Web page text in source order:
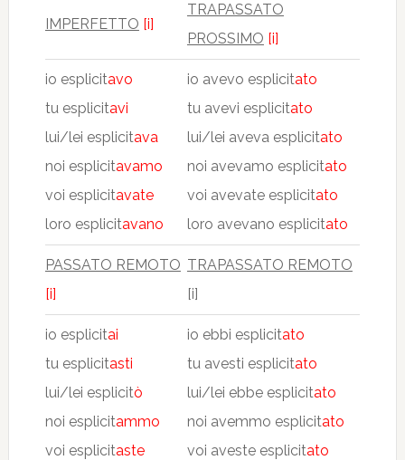
IMPERFETTO [i]
TRAPASSATO
PROSSIMO [i]
io esplicitavo
tu esplicitavi
lui/lei esplicitava
noi esplicitavamo
voi esplicitavate
loro esplicitavano
io avevo esplicitato
tu avevi esplicitato
lui/lei aveva esplicitato
noi avevamo esplicitato
voi avevate esplicitato
loro avevano esplicitato
PASSATO REMOTO
[i]
TRAPASSATO REMOTO
[i]
io esplicitai
tu esplicitasti
lui/lei esplicitò
noi esplicitammo
voi esplicitaste
io ebbi esplicitato
tu avesti esplicitato
lui/lei ebbe esplicitato
noi avemmo esplicitato
voi aveste esplicitato